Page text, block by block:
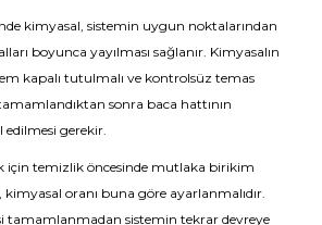
kimyasal, sistemin uygun noktalarından
boyunca yayılması sağlanır. Kimyasalın
kapalı tutulmalı ve kontrolsüz temas
sonra baca hattının
gerekir.
için temizlik öncesinde mutlaka birikim
oranı buna göre ayarlanmalıdır.
tamamlanmadan sistemin tekrar devreye